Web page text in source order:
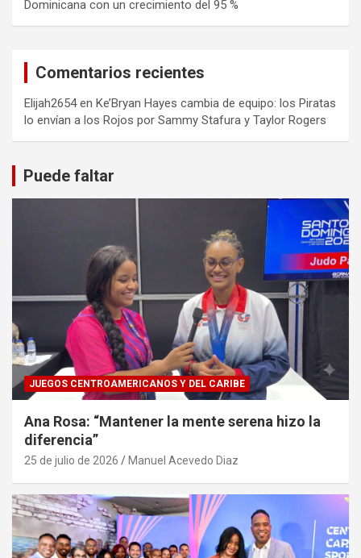
Dominicana con un crecimiento del 95 %
Comentarios recientes
Elijah2654en Ke’Bryan Hayes cambia de equipo: los Piratas
lo envían a los Rojos por Sammy Stafura y Taylor Rogers
Puede faltar
JUEGOS CENTROAMERICANOS Y DEL CARIBE
Ana Rosa: “Mantener la mente serena hizo la
diferencia”
25 de julio de 2026 Manuel Acevedo Diaz